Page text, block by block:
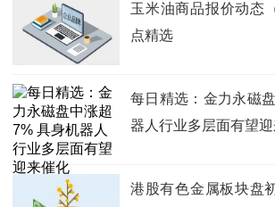
玉米油商品报价动态
点精选
每日精选：金力永磁
器人行业多层面有望
港股有色金属板块盘